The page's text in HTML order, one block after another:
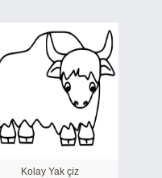
Kolay Yak çiz